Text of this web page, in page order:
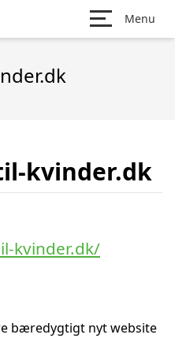
Menu
kvinder.dk
kvinder.dk/
bæredygtigt nyt website